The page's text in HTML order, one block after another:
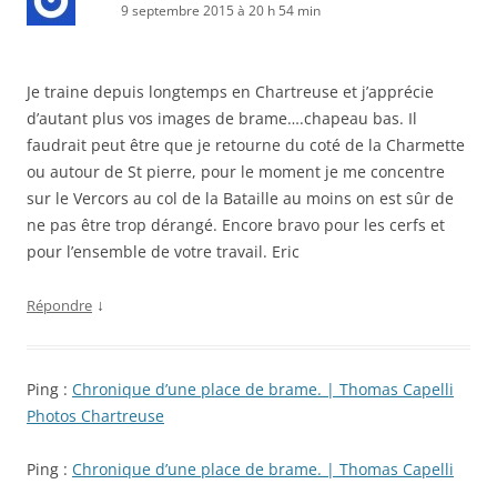
9 septembre 2015 à 20 h 54 min
Je traine depuis longtemps en Chartreuse et j’apprécie
d’autant plus vos images de brame….chapeau bas. Il
faudrait peut être que je retourne du coté de la Charmette
ou autour de St pierre, pour le moment je me concentre
sur le Vercors au col de la Bataille au moins on est sûr de
ne pas être trop dérangé. Encore bravo pour les cerfs et
pour l’ensemble de votre travail. Eric
Répondre ↓
Ping : Chronique d’une place de brame. | Thomas Capelli
Photos Chartreuse
Ping : Chronique d’une place de brame. | Thomas Capelli